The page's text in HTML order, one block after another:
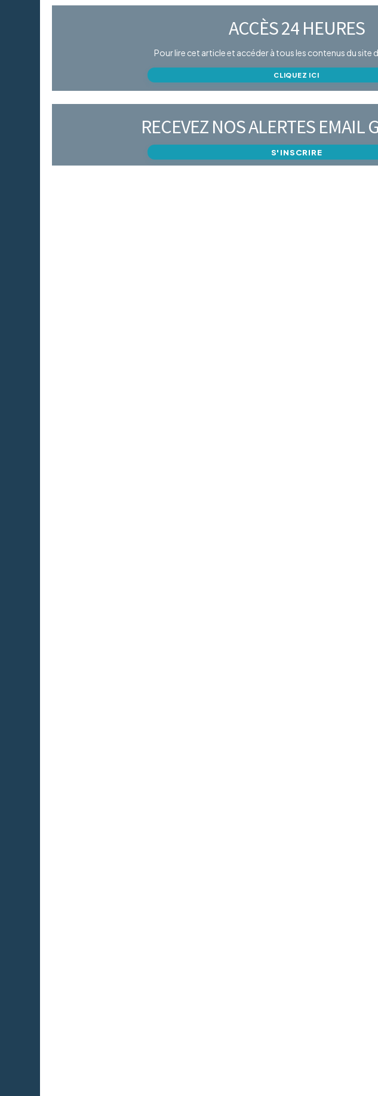
ACCÈS 24 HEURES
Pour lire cet article et accéder à tous les contenus du site
CLIQUEZ ICI
RECEVEZ NOS ALERTES EMAIL
S'INSCRIRE